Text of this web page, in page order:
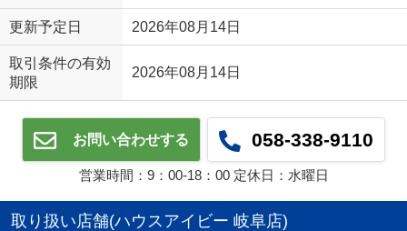
更新予定日 2026年08月14日
取引条件の有効
期限
2026年08月14日
お問い合わせする 058-338-9110
営業時間：9：00‐18：00 定休日：水曜日
取り扱い店舗(ハウスアイビー 岐阜店)